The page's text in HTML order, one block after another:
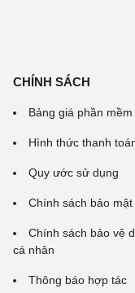
CHÍNH SÁCH
Bảng giá phần mềm
Hình thức thanh
Quy ước sử dụng
Chính sách bảo mật
Chính sách bảo vệ
cá nhân
Thông báo hợp tác